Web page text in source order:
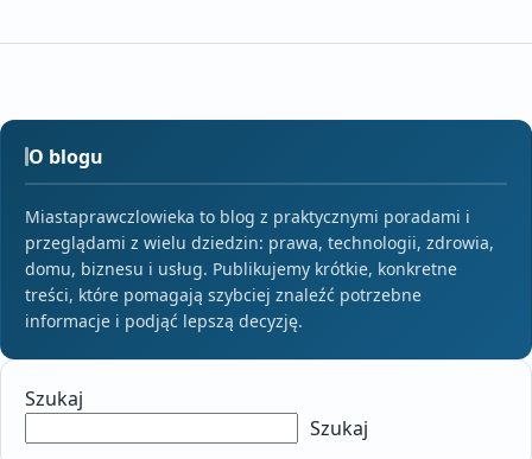
O blogu
Miastaprawczlowieka to blog z praktycznymi poradami i
przeglądami z wielu dziedzin: prawa, technologii, zdrowia,
domu, biznesu i usług. Publikujemy krótkie, konkretne
treści, które pomagają szybciej znaleźć potrzebne
informacje i podjąć lepszą decyzję.
Szukaj
Szukaj